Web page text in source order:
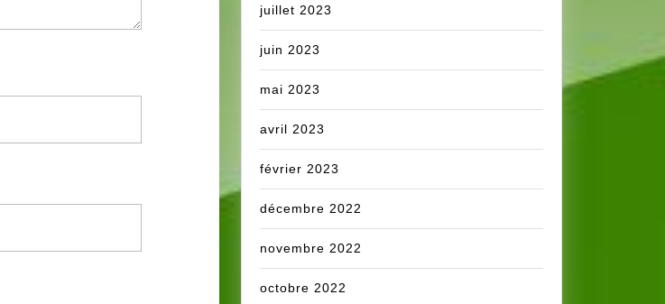
juillet 2023
juin 2023
mai 2023
avril 2023
février 2023
décembre 2022
novembre 2022
octobre 2022